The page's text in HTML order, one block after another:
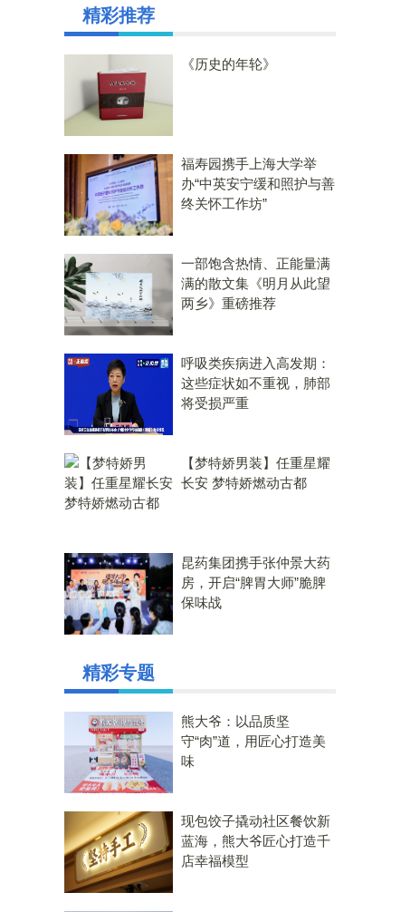
精彩推荐
《历史的年轮》
福寿园携手上海大学举
办“中英安宁缓和照护与善
终关怀工作坊”
一部饱含热情、正能量满
满的散文集《明月从此望
两乡》重磅推荐
呼吸类疾病进入高发期：
这些症状如不重视，肺部
将受损严重
【梦特娇男装】任重星耀
长安 梦特娇燃动古都
昆药集团携手张仲景大药
房，开启“脾胃大师”脆脾
保味战
精彩专题
熊大爷：以品质坚
守“肉”道，用匠心打造美
味
现包饺子撬动社区餐饮新
蓝海，熊大爷匠心打造千
店幸福模型